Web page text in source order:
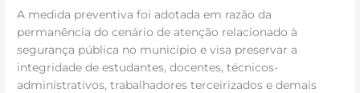
A medida preventiva foi adotada em razão da
permanência do cenário de atenção relacionado à
segurança pública no município e visa preservar a
integridade de estudantes, docentes, técnicos-
administrativos, trabalhadores terceirizados e demais